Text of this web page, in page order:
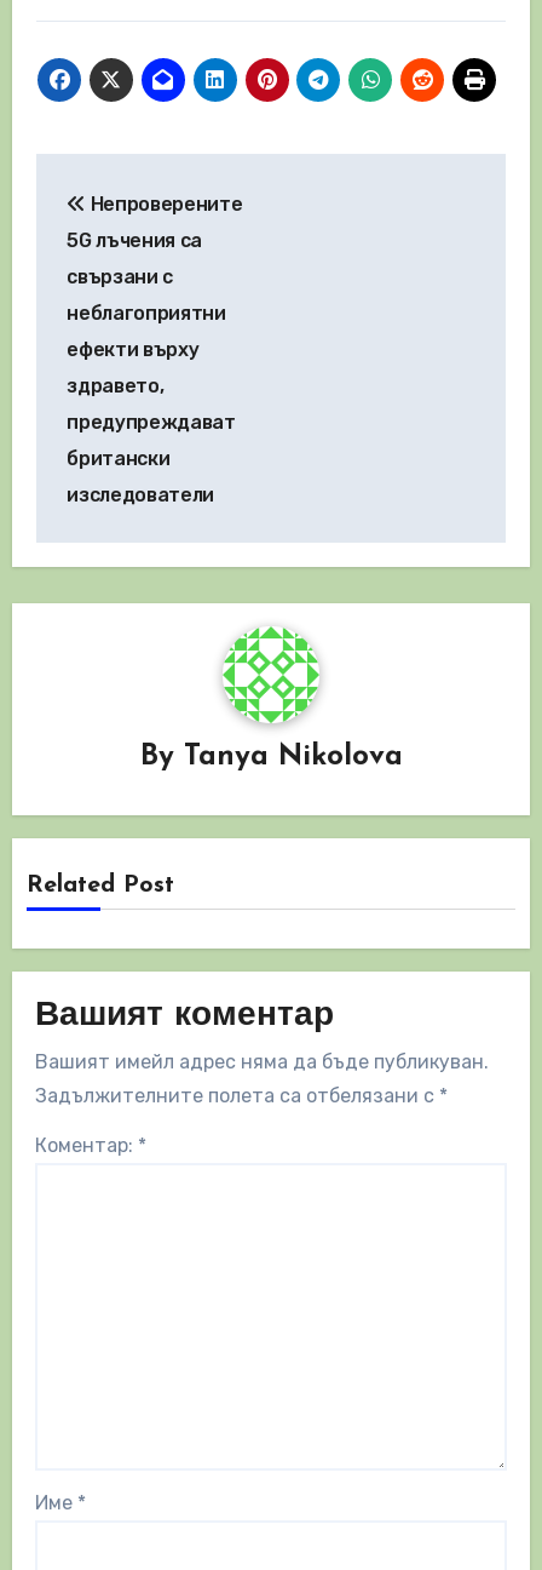
Непроверените
5G лъчения са
свързани с
неблагоприятни
ефекти върху
здравето,
предупреждават
британски
изследователи
By Tanya Nikolova
Related Post
Вашият коментар
Вашият имейл адрес няма да бъде публикуван.
Задължителните полета са отбелязани с *
Коментар: *
Име *